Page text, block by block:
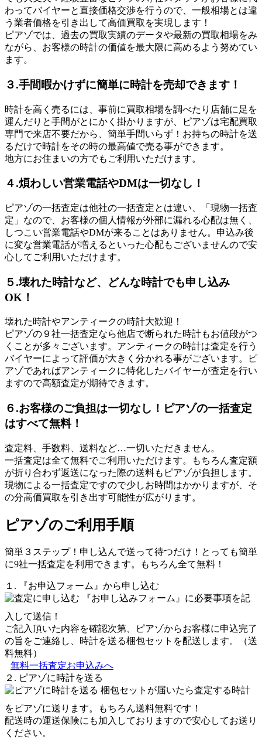
わってバイヤーと直接価格交渉を行うので、一般相場とは違
う業者価格を引き出して高価買取を実現します！
ピアゾでは、過去の買取実績のデータや最新の買取相場をみ
ながら、お客様の時計の価値を最大限に高めるよう努めてい
ます。
３.手間暇かけずに簡単に時計を売却できます！
時計を高く売るには、事前に買取相場を調べたり店舗に足を
運んだりと手間がとにかく掛かりますが、ピアゾは宅配買取
専門で来店不要だから、簡単手間いらず！お持ちの時計を送
るだけで時計をその時の最高値で売る事ができます。
地方にお住まいの方でもご利用いただけます。
４.煩わしい営業電話やDMは一切なし！
ピアゾの一括査定は他社の一括査定とは違い、「現物一括査
定」なので、お客様の個人情報が外部に漏れる心配は無く、
しつこい営業電話やDMが来ることはありません。申込み後
に変な営業電話が増えるといった心配もございませんので安
心してご利用いただけます。
５.壊れた時計など、どんな時計でも申し込み
OK！
壊れた時計やアンティークの時計大歓迎！
ピアゾの９社一括査定なら他店で断られた時計もお値段がつ
くことが多々ございます。アンティークの時計は査定を行う
バイヤーによって評価が大きく分かれる事がございます。ピ
アゾであればアンティークに特化したバイヤーが査定を行い
ますので高額査定が期待できます。
６.お客様のご負担は一切なし！ピアゾの一括査定
はすべて無料！
査定料、手数料、送料など…一切いただきません。
一括査定は全て無料でご利用いただけます。もちろん査定額
が折り合わず返送になった際の送料もピアゾが負担します。
現物による一括査定ですので少しお時間はかかりますが、そ
の分高価買取を引き出す可能性が広がります。
ピアゾのご利用手順
簡単３ステップ！申し込んで送って待つだけ！とっても簡単
に9社一括査定を利用できます。もちろん全て無料！
１. 『お申込フォーム』から申し込む
『お申し込みフォーム』に必要事項を記
入して送信！
ご記入頂いた内容を確認次第、ピアゾからお客様に申込完了
の旨をご連絡し、時計を送る梱包セットを配送します。（送
料無料）
無料一括査定お申込みへ
２. ピアゾに時計を送る
梱包セットが届いたら査定する時計
をピアゾに送ります。もちろん送料無料です！
配送時の運送保険にも加入しておりますので安心してお送り
ください。